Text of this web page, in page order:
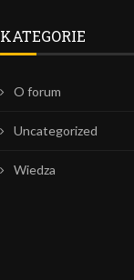
KATEGORIE
O forum
Uncategorized
Wiedza